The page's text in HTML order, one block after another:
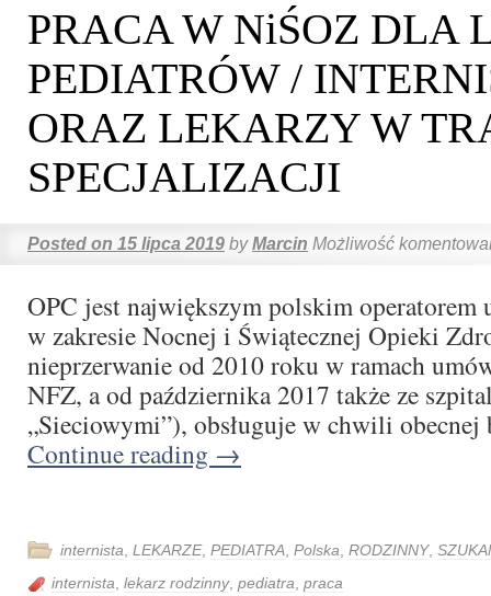
PRACA W NiŚOZ DLA
PEDIATRÓW /
ORAZ LEKARZY W
SPECJALIZACJI
Posted on 15 lipca 2019 by Marcin Możliwość
OPC jest największym polskim operatorem
w zakresie Nocnej i Świątecznej Opieki
nieprzerwanie od 2010 roku w ramach
NFZ, a od października 2017 także ze
„Sieciowymi”), obsługuje w chwili
Continue reading →
internista LEKARZE, PEDIATRA Polska RODZINNY,
internista lekarz rodzinny, pediatra praca